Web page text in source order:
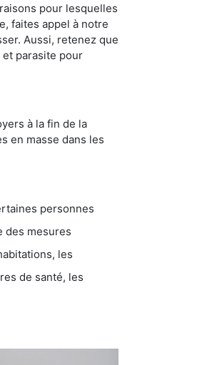
pour lesquelles
faites appel à notre
Aussi, retenez que
et parasite pour
à la fin de la
en masse dans les
personnes
des mesures
les
les